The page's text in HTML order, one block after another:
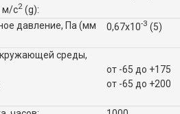
м/с2 (g):
давление, Па (мм
0,67x10-3 (5)
среды,
от -65 до +175
от -65 до +200